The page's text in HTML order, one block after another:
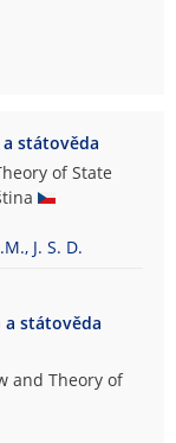
státověda
of State
J. S. D.
a státověda
and Theory of